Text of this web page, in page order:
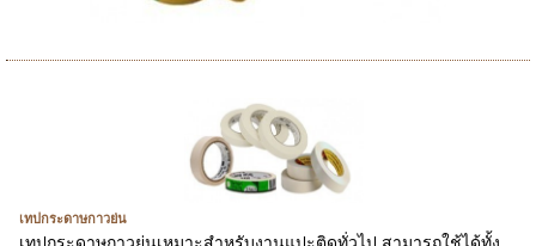
เทปกระดาษกาวย่น